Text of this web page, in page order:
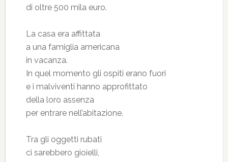
di oltre 500 mila euro.
La casa era affittata
a una famiglia americana
in vacanza.
In quel momento gli ospiti erano fuori
e i malviventi hanno approfittato
della loro assenza
per entrare nell’abitazione.
Tra gli oggetti rubati
ci sarebbero gioielli,